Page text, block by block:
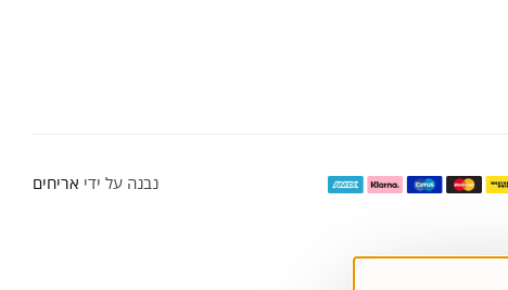
נבנה על ידי אריחים